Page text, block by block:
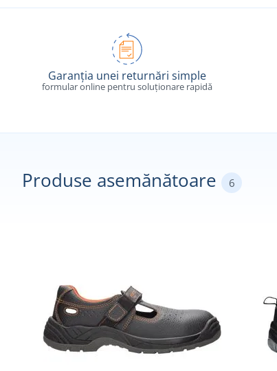
Garanția unei returnări simple
formular online pentru soluționare rapidă
Produse asemănătoare 6